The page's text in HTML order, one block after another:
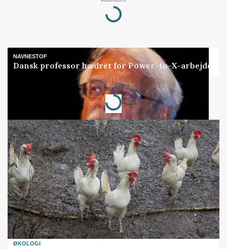
Loading...
NAVNESTOF
Dansk professor hædret for Power-to-X-arbejde
Annonce
Loading...
ØKOLOGI